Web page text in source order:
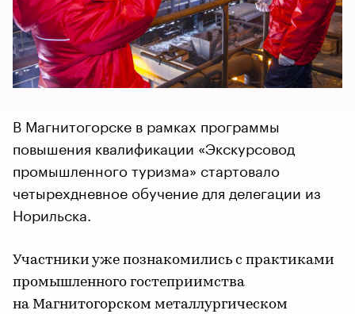
В Магнитогорске в рамках программы
повышения квалификации «Экскурсовод
промышленного туризма» стартовало
четырехдневное обучение для делегации из
Норильска.
Участники уже познакомились с практиками
промышленного гостеприимства
на Магнитогорском металлургическом